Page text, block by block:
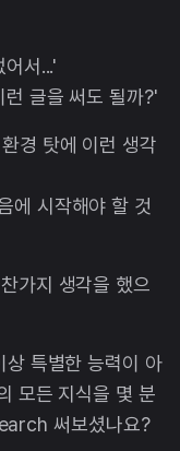
서...'
글을 써도 될까?'
경 탓에 이런 생각
에 시작해야 할 것
가지 생각을 했으
특별한 능력이 아
모든 지식을 몇 분
써보셨나요?